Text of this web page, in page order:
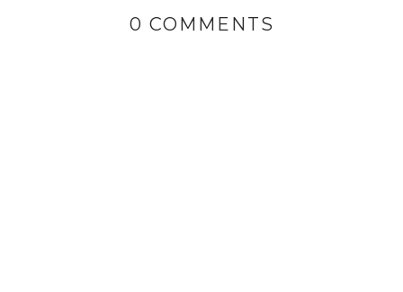
0 COMMENTS